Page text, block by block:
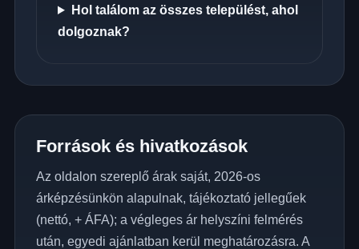
Hol találom az összes települést, ahol
dolgoznak?
Források és hivatkozások
Az oldalon szereplő árak saját, 2026-os
árképzésünkön alapulnak, tájékoztató jellegűek
(nettó, + ÁFA); a végleges ár helyszíni felmérés
után, egyedi ajánlatban kerül meghatározásra. A